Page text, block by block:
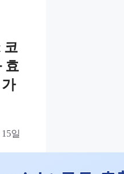
코
효
일